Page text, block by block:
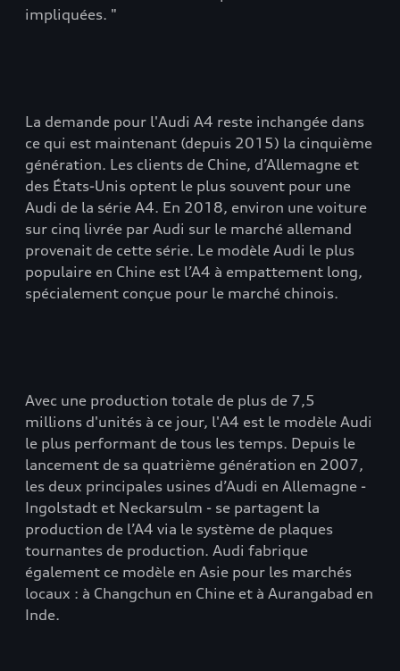
impliquées. "
La demande pour l'Audi A4 reste inchangée dans
ce qui est maintenant (depuis 2015) la cinquième
génération. Les clients de Chine, d’Allemagne et
des États-Unis optent le plus souvent pour une
Audi de la série A4. En 2018, environ une voiture
sur cinq livrée par Audi sur le marché allemand
provenait de cette série. Le modèle Audi le plus
populaire en Chine est l’A4 à empattement long,
spécialement conçue pour le marché chinois.
Avec une production totale de plus de 7,5
millions d'unités à ce jour, l'A4 est le modèle Audi
le plus performant de tous les temps. Depuis le
lancement de sa quatrième génération en 2007,
les deux principales usines d’Audi en Allemagne -
Ingolstadt et Neckarsulm - se partagent la
production de l’A4 via le système de plaques
tournantes de production. Audi fabrique
également ce modèle en Asie pour les marchés
locaux : à Changchun en Chine et à Aurangabad en
Inde.